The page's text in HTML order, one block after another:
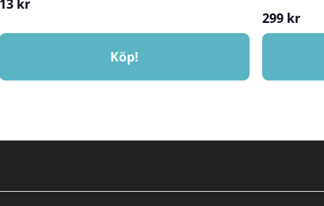
13 kr
Köp!
299 kr